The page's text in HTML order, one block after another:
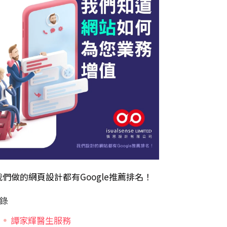
們做的網頁設計都有Google推薦排名！
譚家輝醫生服務